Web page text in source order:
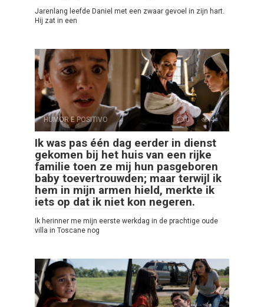
Jarenlang leefde Daniel met een zwaar gevoel in zijn hart.
Hij zat in een
HUMOR E POSITIVO 0 4
Ik was pas één dag eerder in dienst
gekomen bij het huis van een rijke
familie toen ze mij hun pasgeboren
baby toevertrouwden; maar terwijl ik
hem in mijn armen hield, merkte ik
iets op dat ik niet kon negeren.
Ik herinner me mijn eerste werkdag in de prachtige oude
villa in Toscane nog